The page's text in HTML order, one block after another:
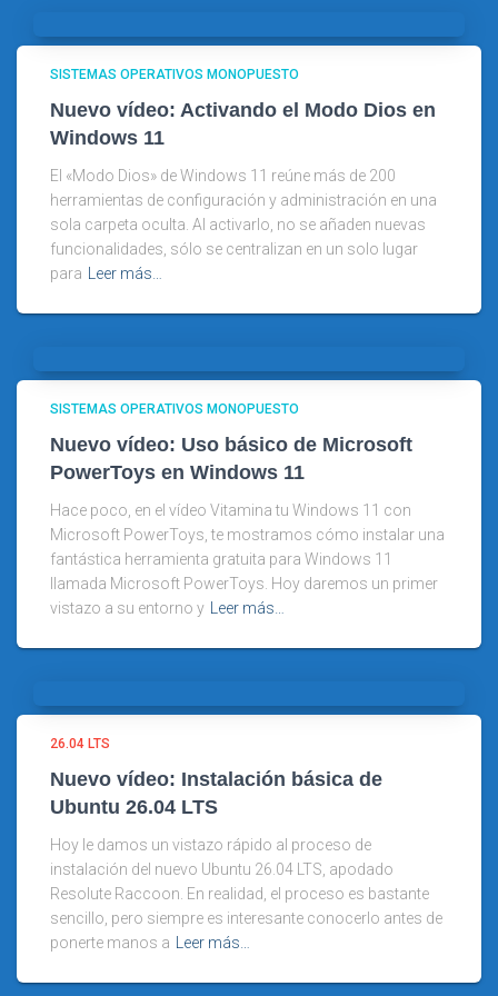
SISTEMAS OPERATIVOS MONOPUESTO
Nuevo vídeo: Activando el Modo Dios en
Windows 11
El «Modo Dios» de Windows 11 reúne más de 200
herramientas de configuración y administración en una
sola carpeta oculta. Al activarlo, no se añaden nuevas
funcionalidades, sólo se centralizan en un solo lugar
para
Leer más…
SISTEMAS OPERATIVOS MONOPUESTO
Nuevo vídeo: Uso básico de Microsoft
PowerToys en Windows 11
Hace poco, en el vídeo Vitamina tu Windows 11 con
Microsoft PowerToys, te mostramos cómo instalar una
fantástica herramienta gratuita para Windows 11
llamada Microsoft PowerToys. Hoy daremos un primer
vistazo a su entorno y
Leer más…
26.04 LTS
Nuevo vídeo: Instalación básica de
Ubuntu 26.04 LTS
Hoy le damos un vistazo rápido al proceso de
instalación del nuevo Ubuntu 26.04 LTS, apodado
Resolute Raccoon. En realidad, el proceso es bastante
sencillo, pero siempre es interesante conocerlo antes de
ponerte manos a
Leer más…